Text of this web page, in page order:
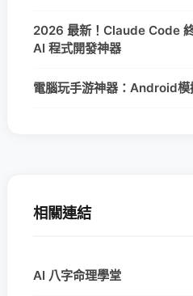
2026 最新！Claude Code
AI 程式開發神器
電腦玩手游神器：Android
相關連結
AI 八字命理學堂